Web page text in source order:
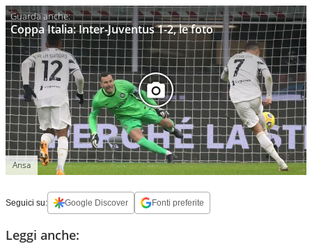
Coppa Italia: Inter-Juventus 1-2, le foto
Ansa
Seguici su: Google Discover Fonti preferite
Leggi anche: